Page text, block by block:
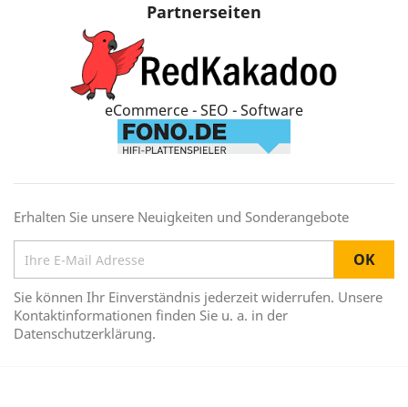
Partnerseiten
eCommerce - SEO - Software
Erhalten Sie unsere Neuigkeiten und Sonderangebote
Sie können Ihr Einverständnis jederzeit widerrufen. Unsere
Kontaktinformationen finden Sie u. a. in der
Datenschutzerklärung.